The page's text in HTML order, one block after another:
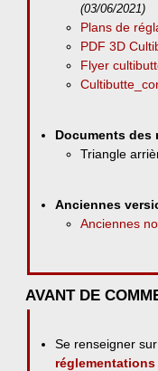
(03/06/2021)
Plans de
PDF 3D
Flyer
Documents des
Triangle
Anciennes
Anciennes
AVANT DE
Se renseigner